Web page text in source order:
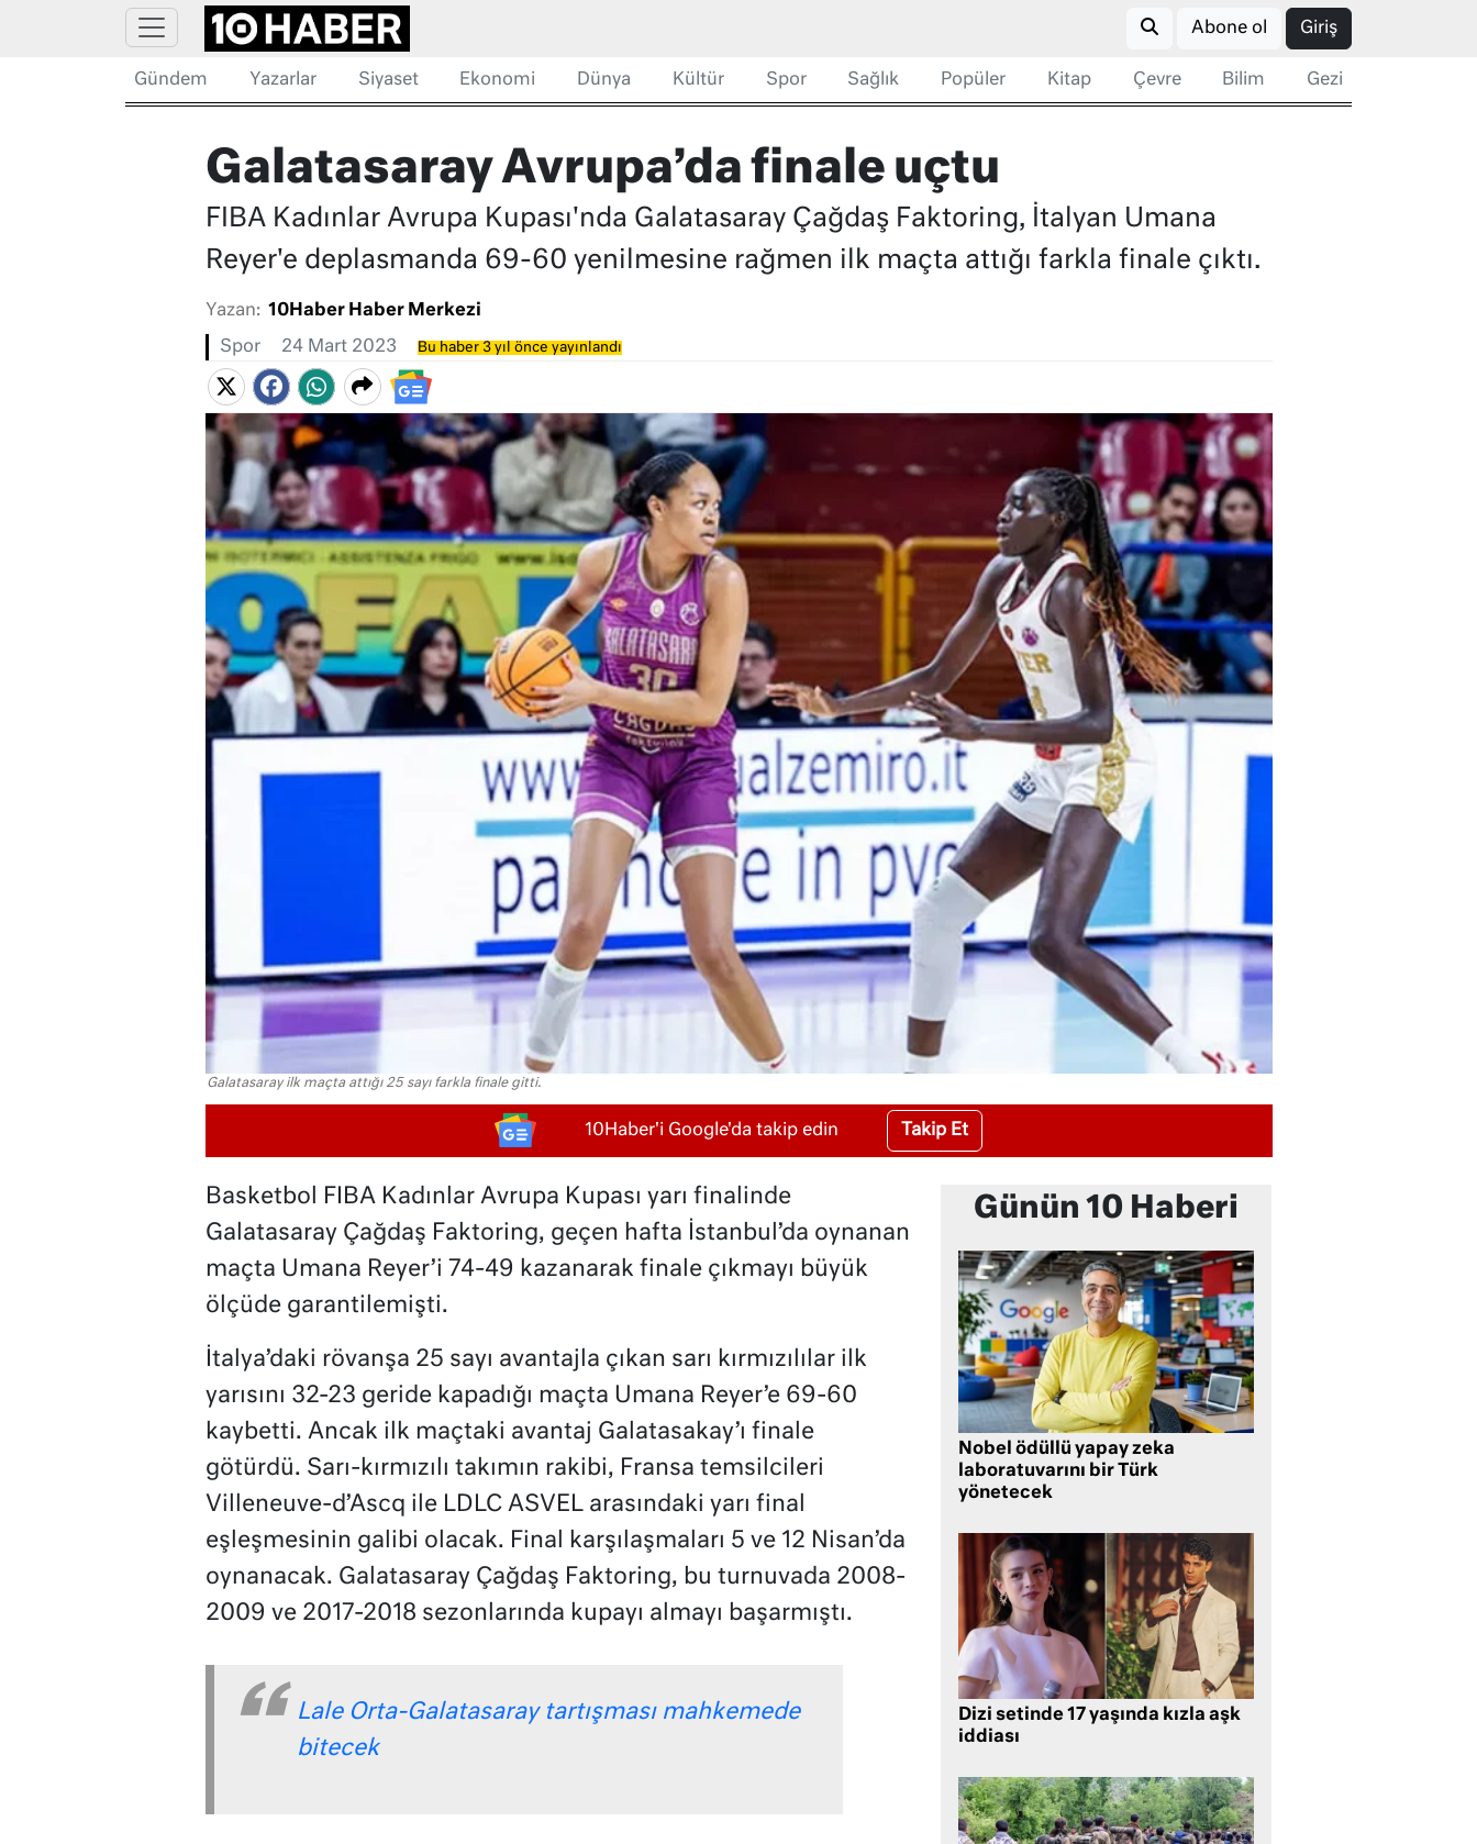
Abone ol Giriş
Gündem Yazarlar Siyaset Ekonomi Dünya Kültür Spor Sağlık Popüler Kitap Çevre Bilim Gezi
Galatasaray Avrupa’da finale uçtu
FIBA Kadınlar Avrupa Kupası'nda Galatasaray Çağdaş Faktoring, İtalyan Umana
Reyer'e deplasmanda 69-60 yenilmesine rağmen ilk maçta attığı farkla finale çıktı.
Yazan: 10Haber Haber Merkezi
Spor 24 Mart 2023 Bu haber 3 yıl önce yayınlandı
Galatasaray ilk maçta attığı 25 sayı farkla finale gitti.
10Haber'i Google'da takip edin Takip Et
Basketbol FIBA Kadınlar Avrupa Kupası yarı finalinde
Galatasaray Çağdaş Faktoring, geçen hafta İstanbul’da oynanan
maçta Umana Reyer’i 74-49 kazanarak finale çıkmayı büyük
ölçüde garantilemişti.
İtalya’daki rövanşa 25 sayı avantajla çıkan sarı kırmızılılar ilk
yarısını 32-23 geride kapadığı maçta Umana Reyer’e 69-60
kaybetti. Ancak ilk maçtaki avantaj Galatasakay’ı finale
götürdü. Sarı-kırmızılı takımın rakibi, Fransa temsilcileri
Villeneuve-d’Ascq ile LDLC ASVEL arasındaki yarı final
eşleşmesinin galibi olacak. Final karşılaşmaları 5 ve 12 Nisan’da
oynanacak. Galatasaray Çağdaş Faktoring, bu turnuvada 2008-
2009 ve 2017-2018 sezonlarında kupayı almayı başarmıştı.
Lale Orta-Galatasaray tartışması mahkemede
bitecek
Günün 10 Haberi
Nobel ödüllü yapay zeka
laboratuvarını bir Türk
yönetecek
Dizi setinde 17 yaşında kızla aşk
iddiası